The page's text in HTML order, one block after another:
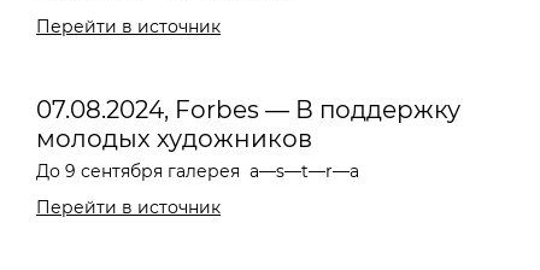
Перейти в источник
07.08.2024, Forbes — В поддержку
молодых художников
До 9 сентября галерея a—s—t—r—a
Перейти в источник